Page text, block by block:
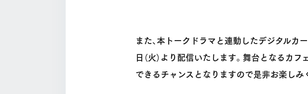
また、本トークドラマと連動したデジタルカ
日（火）より配信いたします。舞台となるカ
できるチャンスとなりますので是非お楽しみ